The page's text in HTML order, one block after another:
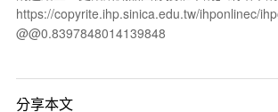
https://copyrite.ihp.sinica.edu.tw/ihponlinec/
@@0.8397848014139848
分享本文